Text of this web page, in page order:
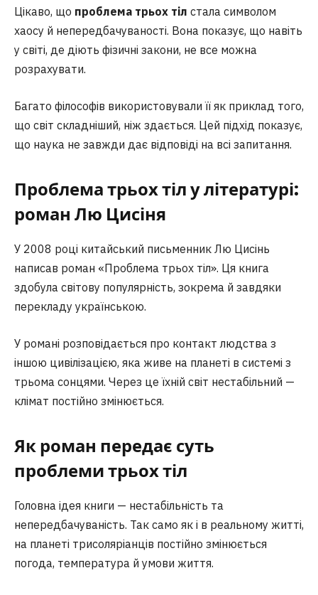
Цікаво, що проблема трьох тіл стала символом
хаосу й непередбачуваності. Вона показує, що навіть
у світі, де діють фізичні закони, не все можна
розрахувати.
Багато філософів використовували її як приклад того,
що світ складніший, ніж здається. Цей підхід показує,
що наука не завжди дає відповіді на всі запитання.
Проблема трьох тіл у літературі:
роман Лю Цисіня
У 2008 році китайський письменник Лю Цисінь
написав роман «Проблема трьох тіл». Ця книга
здобула світову популярність, зокрема й завдяки
перекладу українською.
У романі розповідається про контакт людства з
іншою цивілізацією, яка живе на планеті в системі з
трьома сонцями. Через це їхній світ нестабільний —
клімат постійно змінюється.
Як роман передає суть
проблеми трьох тіл
Головна ідея книги — нестабільність та
непередбачуваність. Так само як і в реальному житті,
на планеті трисоляріанців постійно змінюється
погода, температура й умови життя.